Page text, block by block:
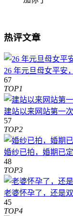
热评文章
26 年元旦母女平安
67
TOP1
建站以来网站第一
57
TOP2
婚纱已拍，婚期已
48
TOP3
老婆怀孕了，还是
45
TOP4